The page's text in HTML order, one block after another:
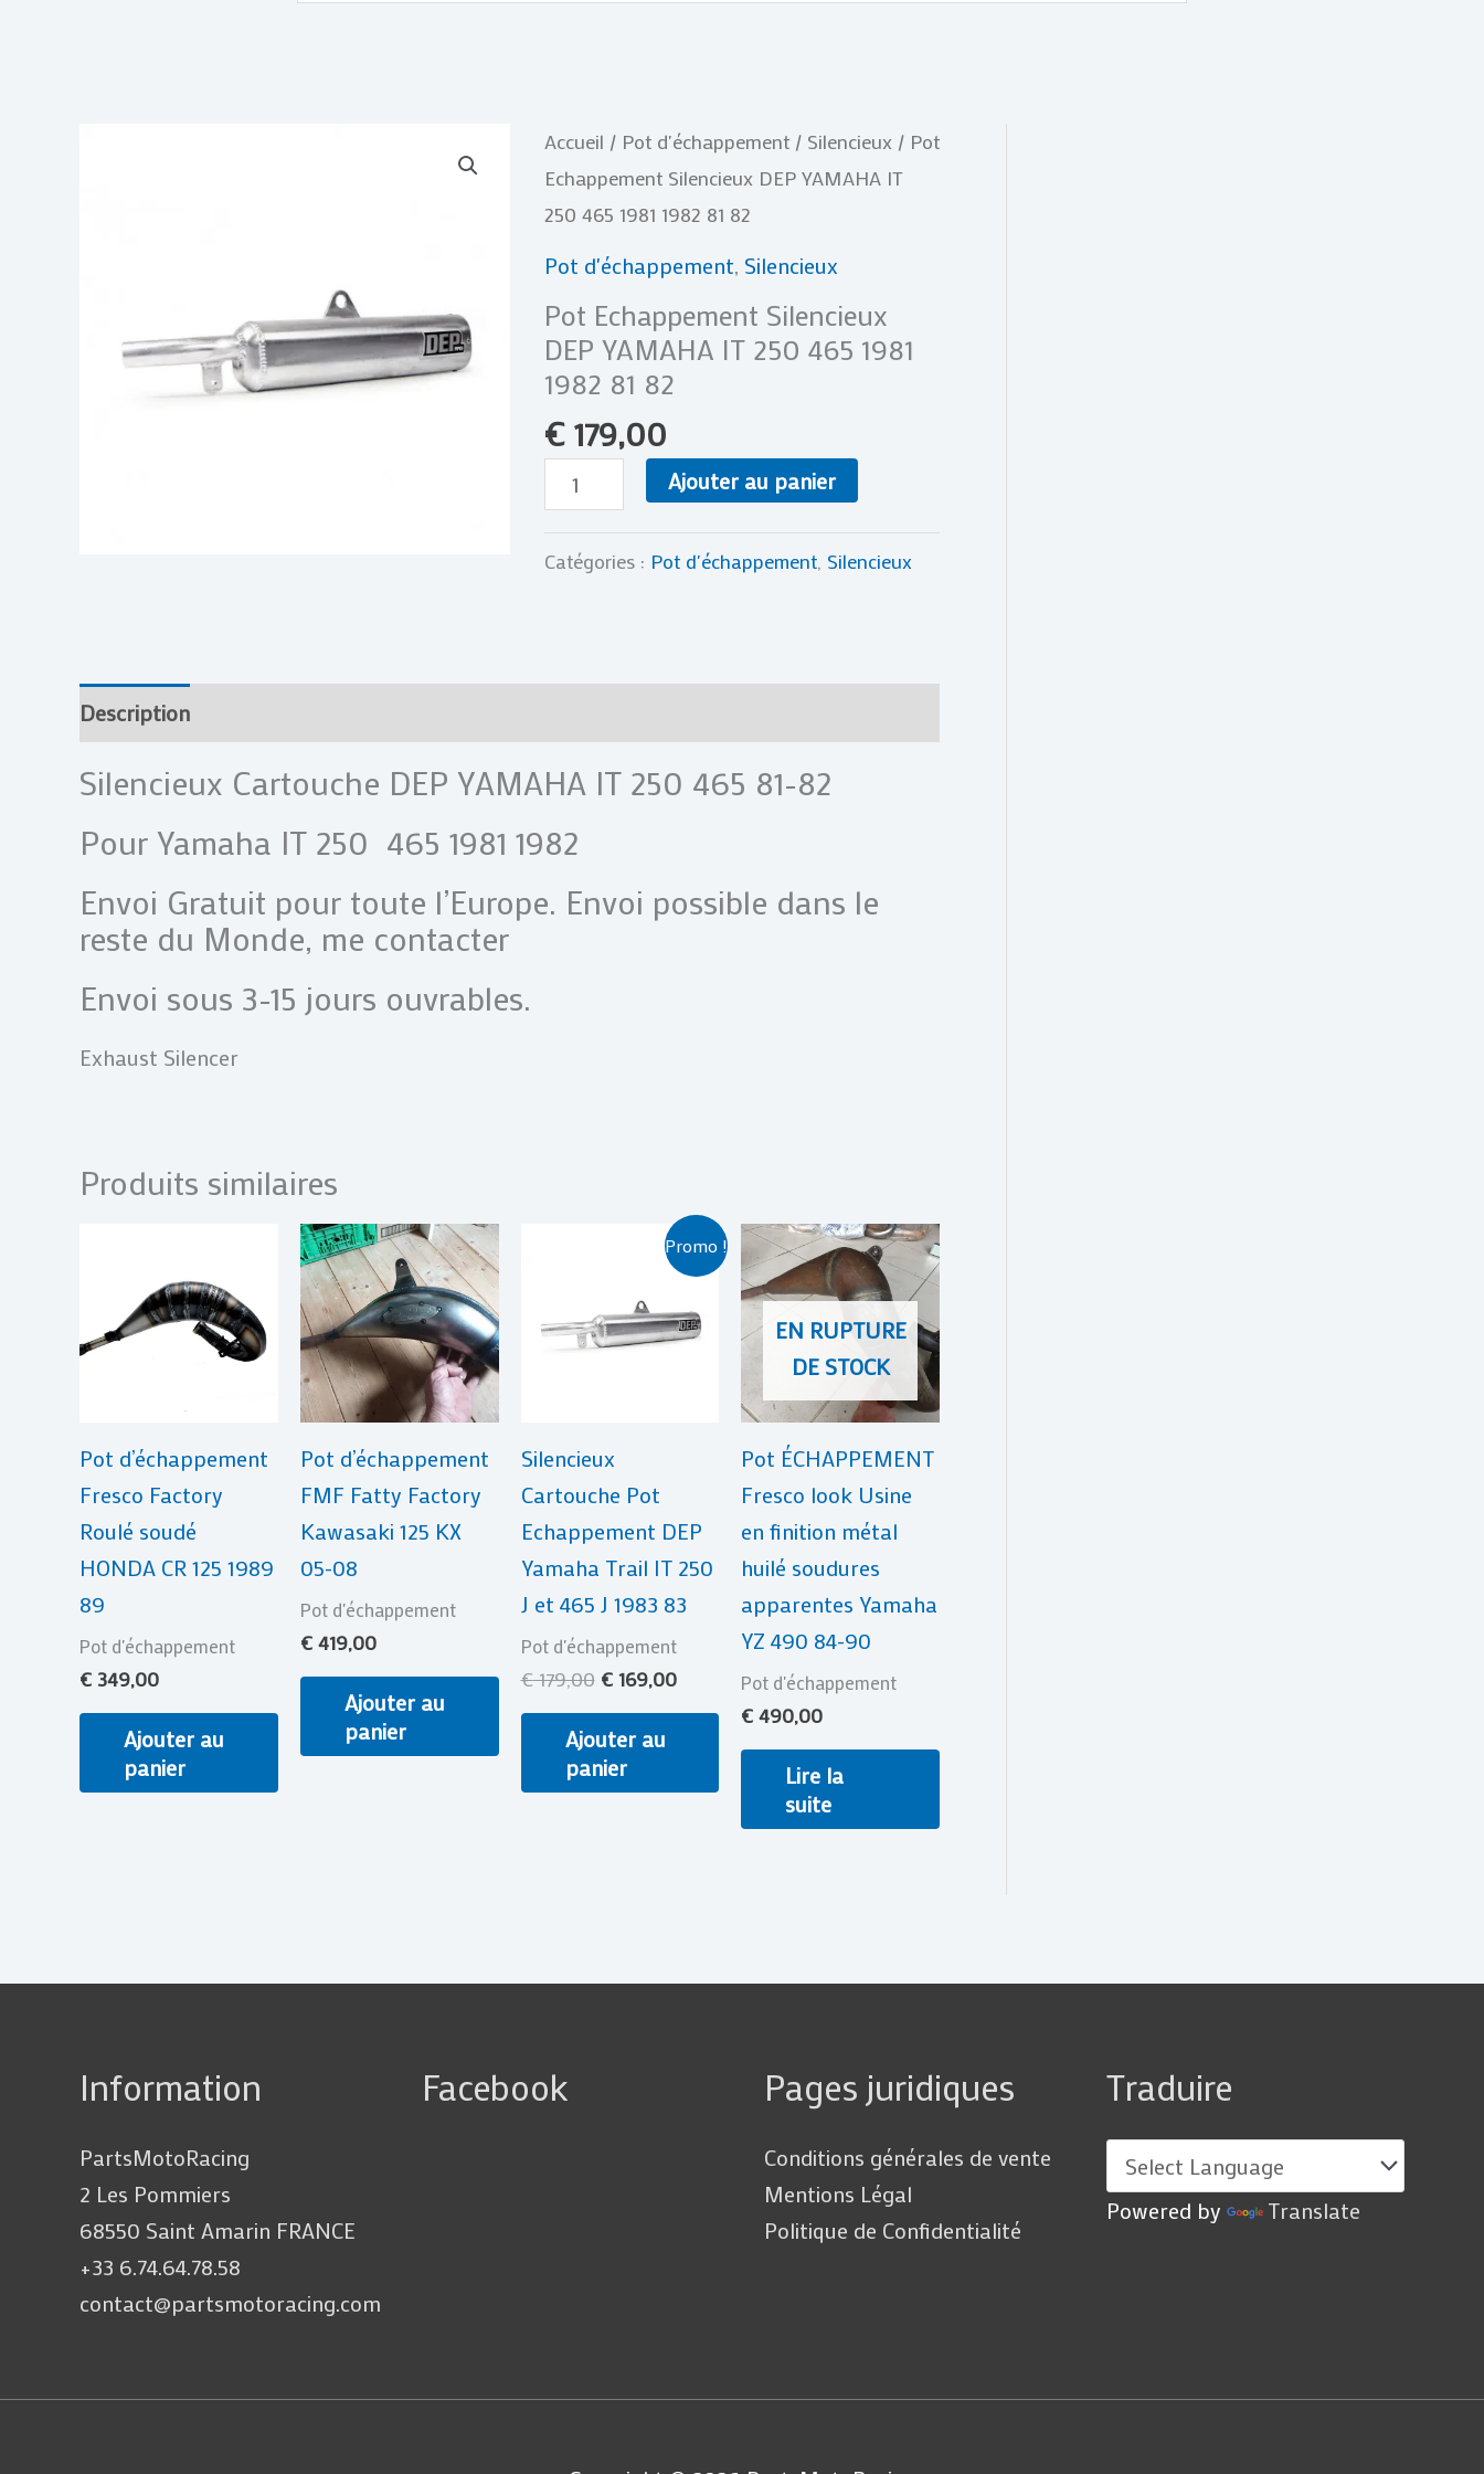
Accueil / Pot d'échappement/ Silencieux / Pot
Echappement Silencieux DEP YAMAHA IT
250 465 1981 1982 81 82
Pot d'échappement, Silencieux
Pot Echappement Silencieux
DEP YAMAHA IT 250 465 1981
1982 81 82
€179,00
quantité
de
Pot
Echappement
DEP
YAMAHA
IT
250
465
1981
1982
81
Ajouter au panier
Catégories : Pot d'échappement, Silencieux
Description
Silencieux Cartouche DEP YAMAHA IT 250 465 81-82
Pour Yamaha IT 250 465 1981 1982
Envoi Gratuit pour toute l’Europe. Envoi possible dans le
reste du Monde, me contacter
Envoi sous 3-15 jours ouvrables.
Exhaust Silencer
Produits similaires
Pot d’échappement
Fresco Factory
Roulé soudé
HONDA CR 125 1989
89
Pot d'échappement
€ 349,00
Ajouter au
panier
Pot d’échappement
FMF Fatty Factory
Kawasaki 125 KX
05-08
Pot d'échappement
€419,00
Ajouter au
panier
Promo !
Silencieux
Cartouche Pot
Echappement DEP
Yamaha Trail IT 250
J et 465 J 1983 83
Pot d'échappement
€179,00
était :
€ 179,00.
€169,00
prix
actuel
est :
€ 169,00.
Ajouter au
panier
EN RUPTURE
DE STOCK
Pot ÉCHAPPEMENT
Fresco look Usine
en finition métal
huilé soudures
apparentes Yamaha
YZ 490 84-90
Pot d'échappement
€ 490,00
Lire la
suite
Information
PartsMotoRacing
2 Les Pommiers
68550 Saint Amarin FRANCE
+33 6.74.64.78.58
contact@partsmotoracing.com
Facebook Pages juridiques
Conditions générales de vente
Mentions Légal
Politique de Confidentialité
Traduire
Powered by Translate